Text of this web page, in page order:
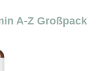
A-Z Großpack